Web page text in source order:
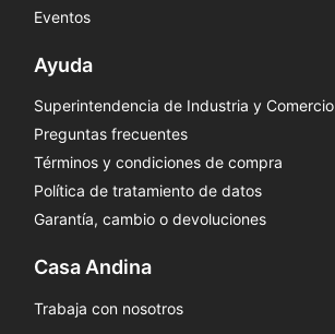
Eventos
Ayuda
Superintendencia de Industria y Comercio
Preguntas frecuentes
Términos y condiciones de compra
Política de tratamiento de datos
Garantía, cambio o devoluciones
Casa Andina
Trabaja con nosotros